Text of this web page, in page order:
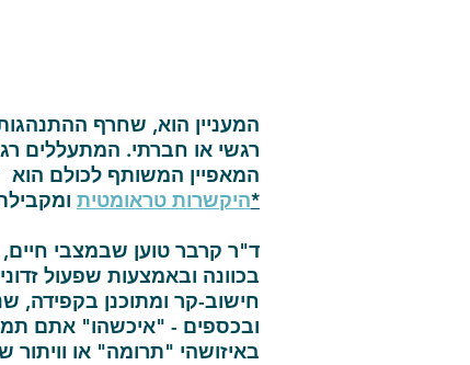
המעניין הוא, שחרף
רגשי או חברתי. המתעללים
המאפיין המשותף לכולם
*היקשרות טראומטית
ד"ר קרבר טוען שבמצבי
בכוונה ובאמצעות שפעול
חישוב-קר ומתוכנן בקפידה,
ובכספים - "איכשהו" אתם
באיזושהי "תרומה" או